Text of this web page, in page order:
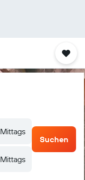
Mittags
Mittags
Suchen